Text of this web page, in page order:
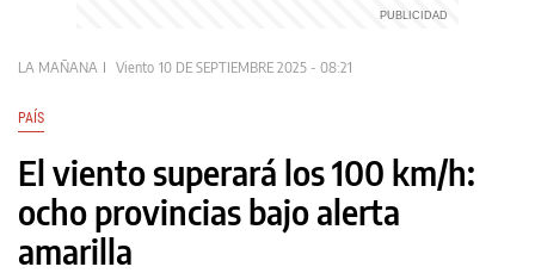
LA MAÑANA Viento 10 DE SEPTIEMBRE 2025 - 08:21
PAÍS
El viento superará los 100 km/h:
ocho provincias bajo alerta
amarilla